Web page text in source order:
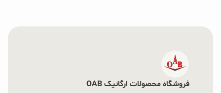
فروشگاه محصولات ارگانیک OAB